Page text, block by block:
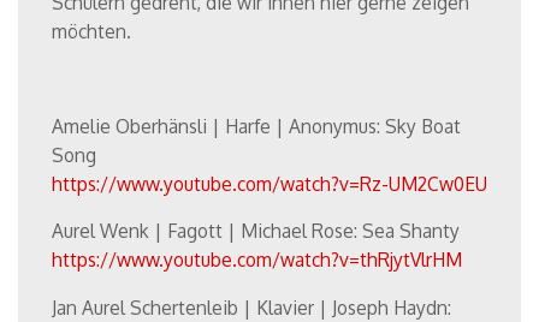
möchten.
Amelie Oberhänsli | Harfe | Anonymus: Sky Boat
Song
https://www.youtube.com/watch?v=Rz-UM2Cw0EU
Aurel Wenk | Fagott | Michael Rose: Sea Shanty
https://www.youtube.com/watch?v=thRjytVlrHM
Jan Aurel Schertenleib | Klavier | Joseph Haydn: